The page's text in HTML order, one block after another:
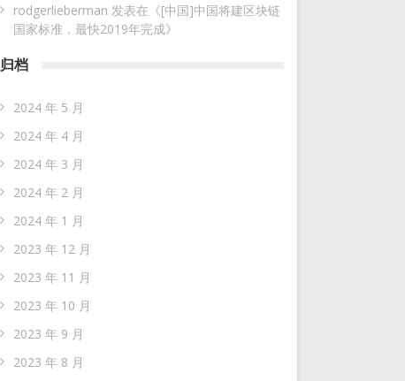
rodgerlieberman 发表在《[中国]中国将建区块链
国家标准，最快2019年完成》
归档
2024 年 5 月
2024 年 4 月
2024 年 3 月
2024 年 2 月
2024 年 1 月
2023 年 12 月
2023 年 11 月
2023 年 10 月
2023 年 9 月
2023 年 8 月